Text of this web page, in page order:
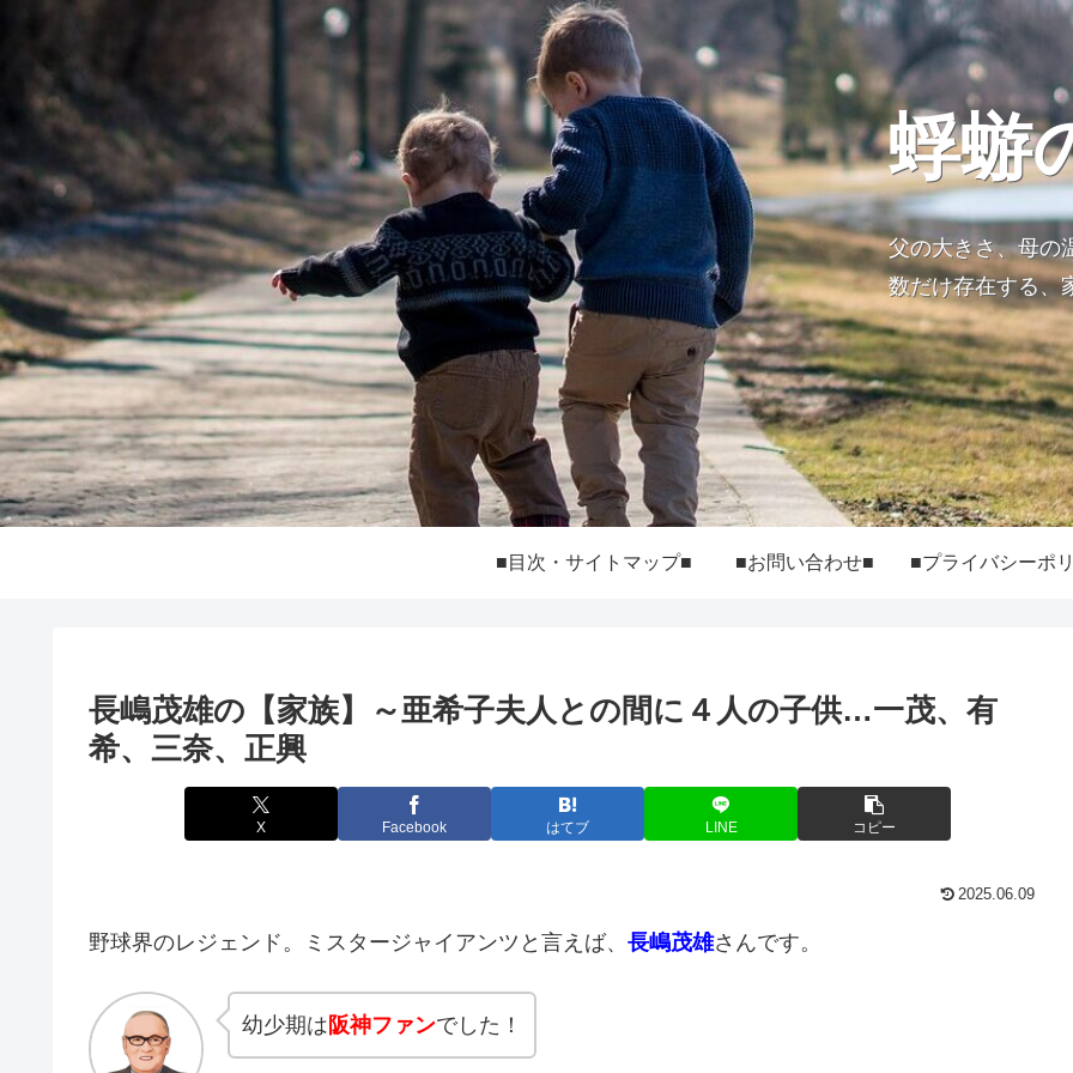
蜉蝣
父の大きさ、母の
数だけ存在する、
■目次・サイトマップ■ ■お問い合わせ■
長嶋茂雄の【家族】～亜希子夫人との間に４人の子供…一茂、有
希、三奈、正興
X Facebook はてブ LINE コピー
2025.06.09
野球界のレジェンド。ミスタージャイアンツと言えば、 長嶋茂雄さんです。
幼少期は 阪神ファンでした！